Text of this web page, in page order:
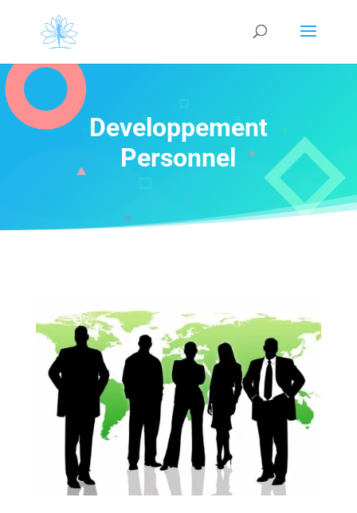
Developpement
Personnel